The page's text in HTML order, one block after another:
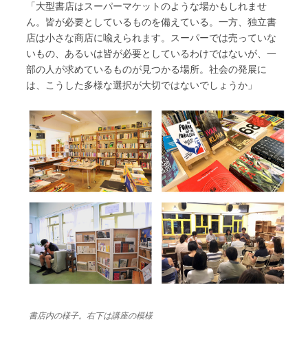
「大型書店はスーパーマケットのような場かもしれませ
ん。皆が必要としているものを備えている。一方、独立書
店は小さな商店に喩えられます。スーパーでは売っていな
いもの、あるいは皆が必要としているわけではないが、一
部の人が求めているものが見つかる場所。社会の発展に
は、こうした多様な選択が大切ではないでしょうか」
書店内の様子。右下は講座の模様